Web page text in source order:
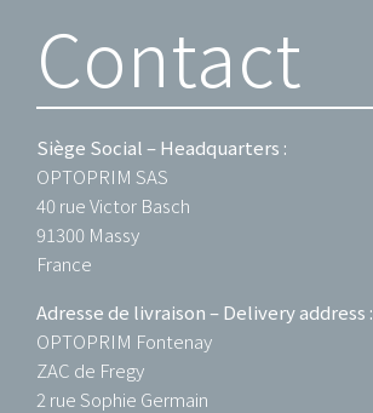
Contact
Siège Social – Headquarters :
OPTOPRIM SAS
40 rue Victor Basch
91300 Massy
France
Adresse de livraison – Delivery address :
OPTOPRIM Fontenay
ZAC de Fregy
2 rue Sophie Germain